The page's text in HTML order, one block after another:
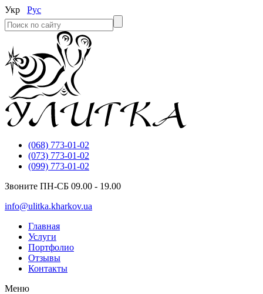
Укр Рус
(068) 773-01-02
(073) 773-01-02
(099) 773-01-02
Звоните ПН-СБ 09.00 - 19.00
info@ulitka.kharkov.ua
Главная
Услуги
Портфолио
Отзывы
Контакты
Меню